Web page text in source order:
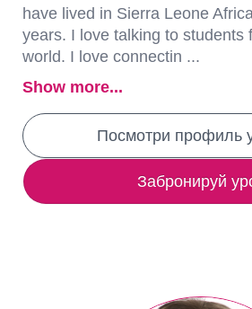
have lived in Sierra Leone
years. I love talking to students
world. I love connectin ...
Show more...
Посмотри профиль
Забронируй